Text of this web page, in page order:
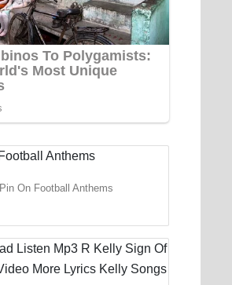
Pin On Football Anthems